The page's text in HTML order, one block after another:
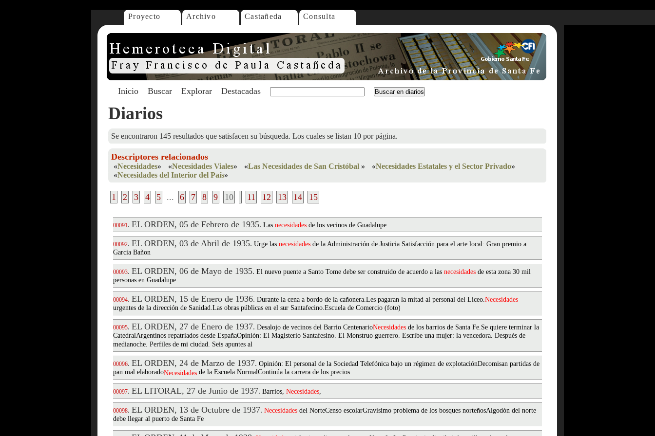
Proyecto Archivo Castañeda Consulta
Inicio Buscar Explorar Destacadas
Diarios
Se encontraron 145 resultados que satisfacen su búsqueda. Los cuales se listan 10 por página.
Descriptores relacionados
«Necesidades» «Necesidades Viales» «Las Necesidades de San Cristóbal » «Necesidades Estatales y el Sector Privado»
«Necesidades del Interior del País»
1 2 3 4 5 ... 6 7 8 9 10 11 12 13 14 15
00091. EL ORDEN, 05 de Febrero de 1935. Las necesidades de los vecinos de Guadalupe
00092. EL ORDEN, 03 de Abril de 1935. Urge las necesidades de la Administración de Justicia Satisfacción para el arte local: Gran premio a
Garcia Bañon
00093. EL ORDEN, 06 de Mayo de 1935. El nuevo puente a Santo Tome debe ser construido de acuerdo a las necesidades de esta zona 30 mil
personas en Guadalupe
00094. EL ORDEN, 15 de Enero de 1936. Durante la cena a bordo de la cañonera.Les pagaran la mitad al personal del Liceo.Necesidades
urgentes de la dirección de Sanidad.Las obras públicas en el sur Santafecino.Escuela de Comercio (foto)
00095. EL ORDEN, 27 de Enero de 1937. Desalojo de vecinos del Barrio CentenarioNecesidades de los barrios de Santa Fe.Se quiere terminar la
CatedralArgentinos repatriados desde EspañaOpinión: El Magisterio Santafesino. El Monstruo guerrero. Escribe una mujer: la vencedora. Después de
medianoche. Perfiles de mi ciudad. Seis apuntes al
00096. EL ORDEN, 24 de Marzo de 1937. Opinión: El personal de la Sociedad Telefónica bajo un régimen de explotaciónDecomisan partidas de
pan mal elaboradoNecesidades de la Escuela NormalContinúa la carrera de los precios
00097. EL LITORAL, 27 de Junio de 1937. Barrios, Necesidades,
00098. EL ORDEN, 13 de Octubre de 1937. Necesidades del NorteCenso escolarGravisimo problema de los bosques norteñosAlgodón del norte
debe llegar al puerto de Santa Fe